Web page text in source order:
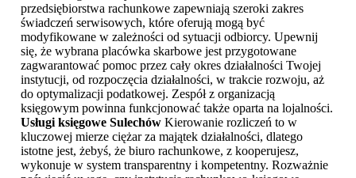
przedsiębiorstwa rachunkowe zapewniają szeroki zakres
świadczeń serwisowych, które oferują mogą być
modyfikowane w zależności od sytuacji odbiorcy. Upewnij
się, że wybrana placówka skarbowe jest przygotowane
zagwarantować pomoc przez cały okres działalności Twojej
instytucji, od rozpoczęcia działalności, w trakcie rozwoju, aż
do optymalizacji podatkowej. Zespół z organizacją
księgowym powinna funkcjonować także oparta na lojalności.
Usługi księgowe Sulechów Kierowanie rozliczeń to w
kluczowej mierze ciężar za majątek działalności, dlatego
istotne jest, żebyś, że biuro rachunkowe, z kooperujesz,
wykonuje w system transparentny i kompetentny. Rozważnie